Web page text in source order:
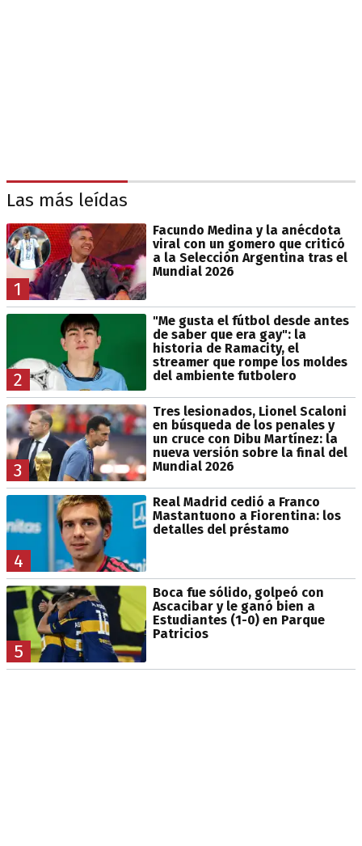
Las más leídas
1
Facundo Medina y la anécdota
viral con un gomero que criticó
a la Selección Argentina tras el
Mundial 2026
2
"Me gusta el fútbol desde antes
de saber que era gay": la
historia de Ramacity, el
streamer que rompe los moldes
del ambiente futbolero
3
Tres lesionados, Lionel Scaloni
en búsqueda de los penales y
un cruce con Dibu Martínez: la
nueva versión sobre la final del
Mundial 2026
4
Real Madrid cedió a Franco
Mastantuono a Fiorentina: los
detalles del préstamo
5
Boca fue sólido, golpeó con
Ascacibar y le ganó bien a
Estudiantes (1-0) en Parque
Patricios